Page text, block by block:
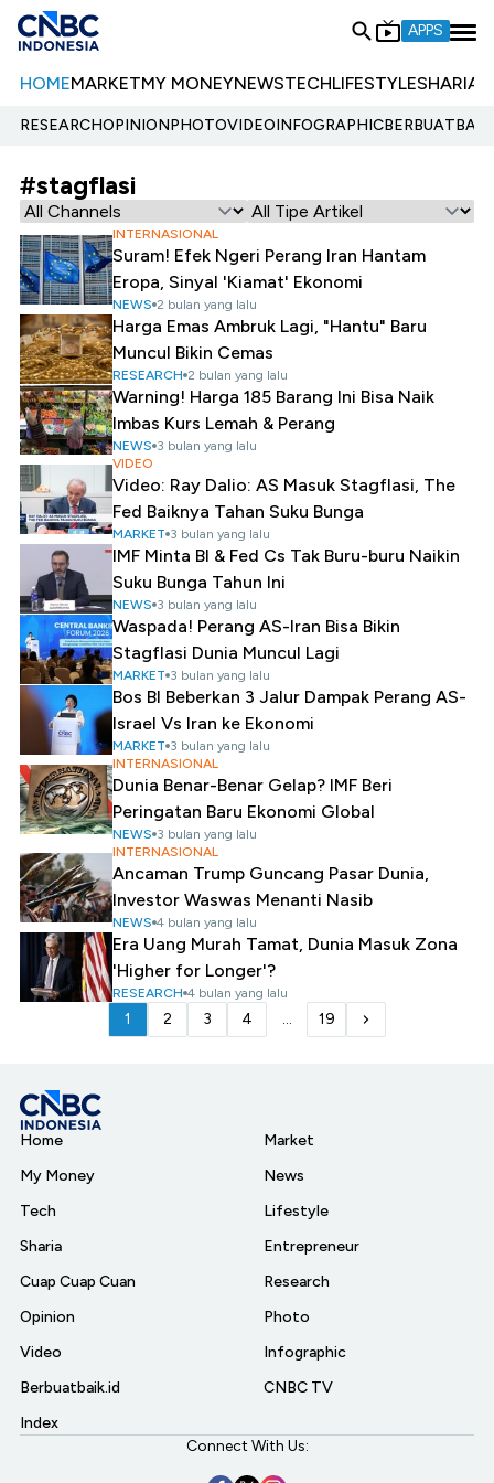
APPS
HOMEMARKETMY MONEYNEWSTECHLIFESTYLESHARIA
RESEARCHOPINIONPHOTOVIDEOINFOGRAPHIC
#stagflasi
INTERNASIONAL
Suram! Efek Ngeri Perang Iran Hantam
Eropa, Sinyal 'Kiamat' Ekonomi
NEWS 2 bulan yang lalu
Harga Emas Ambruk Lagi, "Hantu" Baru
Muncul Bikin Cemas
RESEARCH 2 bulan yang lalu
Warning! Harga 185 Barang Ini Bisa Naik
Imbas Kurs Lemah & Perang
NEWS 3 bulan yang lalu
VIDEO
Video: Ray Dalio: AS Masuk Stagflasi, The
Fed Baiknya Tahan Suku Bunga
MARKET 3 bulan yang lalu
IMF Minta BI & Fed Cs Tak Buru-buru Naikin
Suku Bunga Tahun Ini
NEWS 3 bulan yang lalu
Waspada! Perang AS-Iran Bisa Bikin
Stagflasi Dunia Muncul Lagi
MARKET 3 bulan yang lalu
Bos BI Beberkan 3 Jalur Dampak Perang AS-
Israel Vs Iran ke Ekonomi
MARKET 3 bulan yang lalu
INTERNASIONAL
Dunia Benar-Benar Gelap? IMF Beri
Peringatan Baru Ekonomi Global
NEWS 3 bulan yang lalu
INTERNASIONAL
Ancaman Trump Guncang Pasar Dunia,
Investor Waswas Menanti Nasib
NEWS 4 bulan yang lalu
Era Uang Murah Tamat, Dunia Masuk Zona
'Higher for Longer'?
RESEARCH 4 bulan yang lalu
1 2 3 4 ... 19
Home
My Money
Tech
Sharia
Cuap Cuap Cuan
Opinion
Video
Berbuatbaik.id
Index
Market
News
Lifestyle
Entrepreneur
Research
Photo
Infographic
CNBC TV
Connect With Us: